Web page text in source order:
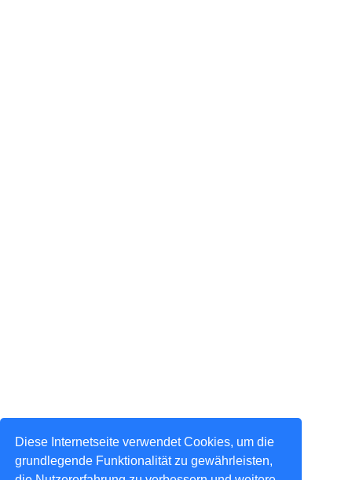
Diese Internetseite verwendet Cookies, um die
grundlegende Funktionalität zu gewährleisten,